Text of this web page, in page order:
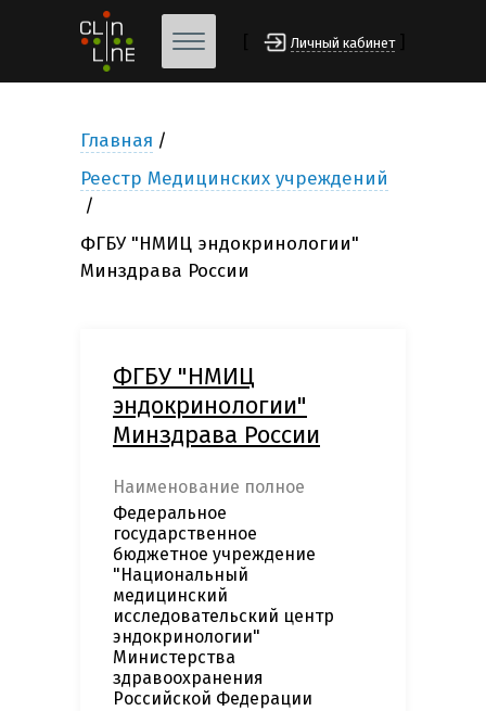
Личный кабинет
Главная
Реестр Медицинских учреждений
ФГБУ "НМИЦ эндокринологии"
Минздрава России
ФГБУ "НМИЦ
эндокринологии"
Минздрава России
Наименование полное
Федеральное
государственное
бюджетное учреждение
"Национальный
медицинский
исследовательский центр
эндокринологии"
Министерства
здравоохранения
Российской Федерации